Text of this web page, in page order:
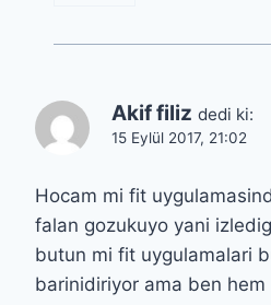
Akif filiz dedi ki:
15 Eylül 2017, 21:02
Hocam mi fit
falan gozukuyo yani
butun mi fit uygulamalari
barinidiriyor ama ben